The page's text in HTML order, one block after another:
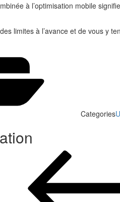
à l’optimisation mobile
limites à l’avance et de vous y
Categories